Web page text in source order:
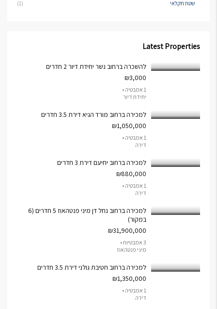
שטח חקלאי (1)
Latest Properties
להשכרה ברחוב נשר יחידת דיור 2 חדרים
₪3,000
1 אמבטיה •
יחידת דיור
למכירה ברחוב מורד הגיא דירת 3.5 חדרים
₪1,050,000
1 אמבטיה •
דירה
למכירה ברחוב יחיעם דירת 3 חדרים
₪880,000
1 אמבטיה •
דירה
למכירה ברחוב נחל דן מיני פנטהאוז 5 חדרים (6
במקור)
₪31,900,000
3 אמבטיות •
מיני פנטהאוז
למכירה ברחוב חטיבת גולני דירת 3.5 חדרים
₪1,350,000
1 אמבטיה •
דירה